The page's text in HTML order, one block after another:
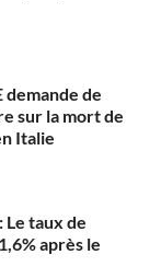
demande de
sur la mort de
Italie
Le taux de
après le